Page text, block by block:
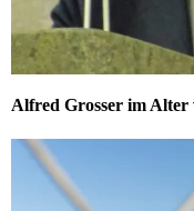
Alfred Grosser im Alter